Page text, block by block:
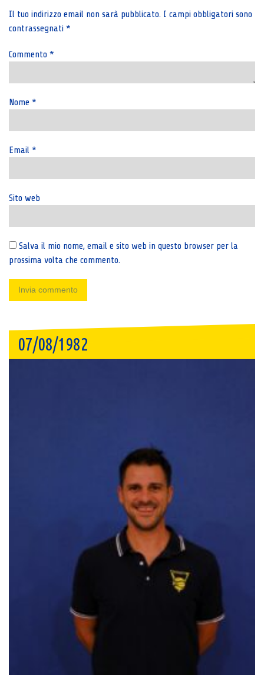
Il tuo indirizzo email non sarà pubblicato. I campi obbligatori sono
contrassegnati *
Commento *
Nome *
Email *
Sito web
Salva il mio nome, email e sito web in questo browser per la
prossima volta che commento.
07/08/1982